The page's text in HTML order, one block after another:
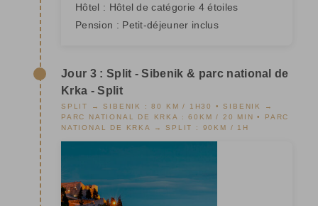
Hôtel : Hôtel de catégorie 4 étoiles
Pension : Petit-déjeuner inclus
Jour 3 : Split - Sibenik & parc national de
Krka - Split
SPLIT → SIBENIK : 80 KM / 1H30 • SIBENIK →
PARC NATIONAL DE KRKA : 60KM / 20 MIN • PARC
NATIONAL DE KRKA → SPLIT : 90KM / 1H